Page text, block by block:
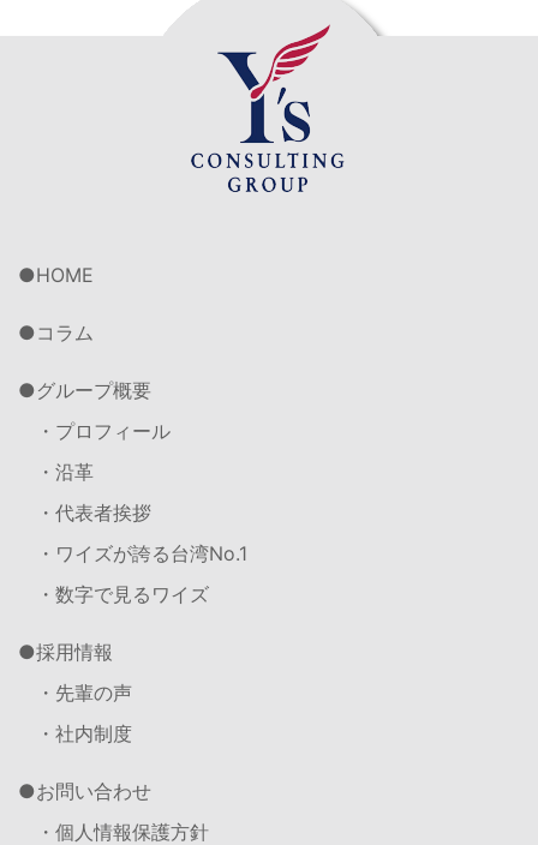
HOME
コラム
グループ概要
・プロフィール
・沿革
・代表者挨拶
・ワイズが誇る台湾No.1
・数字で見るワイズ
採用情報
・先輩の声
・社内制度
お問い合わせ
・個人情報保護方針